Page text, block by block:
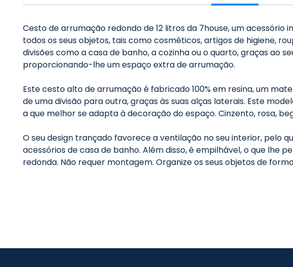
Cesto de arrumação redondo de 12 litros da 7house, um
todos os seus objetos, tais como cosméticos, artigos de higiene,
divisões como a casa de banho, a cozinha ou o quarto, graças
proporcionando-lhe um espaço extra de arrumação.
Este cesto alto de arrumação é fabricado 100% em resina, um
de uma divisão para outra, graças às suas alças laterais. Este
a que melhor se adapta à decoração do espaço. Cinzento, rosa,
O seu design trançado favorece a ventilação no seu interior, pelo
acessórios de casa de banho. Além disso, é empilhável, o que lhe
redonda. Não requer montagem. Organize os seus objetos de